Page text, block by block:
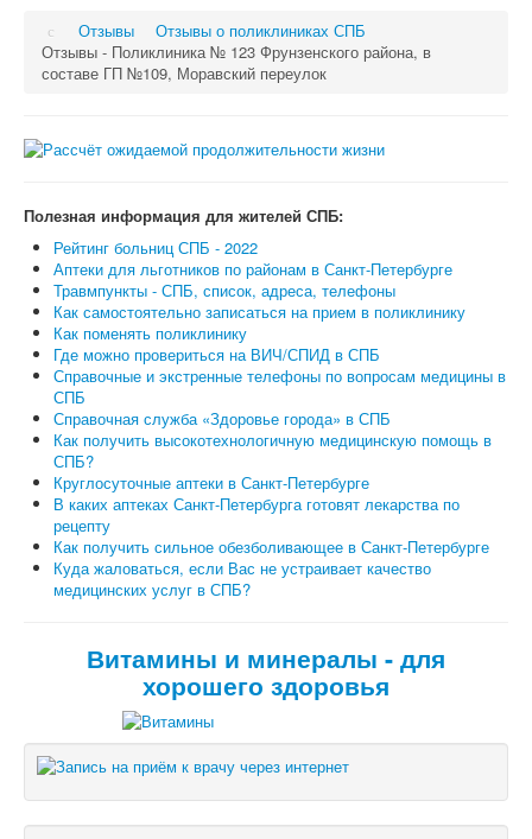
Отзывы
Отзывы о поликлиниках СПБ
Отзывы - Поликлиника № 123 Фрунзенского района, в
составе ГП №109, Моравский переулок
Полезная информация для жителей СПБ:
Рейтинг больниц СПБ - 2022
Аптеки для льготников по районам в Санкт-Петербурге
Травмпункты - СПБ, список, адреса, телефоны
Как самостоятельно записаться на прием в поликлинику
Как поменять поликлинику
Где можно провериться на ВИЧ/СПИД в СПБ
Справочные и экстренные телефоны по вопросам медицины в
СПБ
Справочная служба «Здоровье города» в СПБ
Как получить высокотехнологичную медицинскую помощь в
СПБ?
Круглосуточные аптеки в Санкт-Петербурге
В каких аптеках Санкт-Петербурга готовят лекарства по
рецепту
Как получить сильное обезболивающее в Санкт-Петербурге
Куда жаловаться, если Вас не устраивает качество
медицинских услуг в СПБ?
Витамины и минералы - для
хорошего здоровья